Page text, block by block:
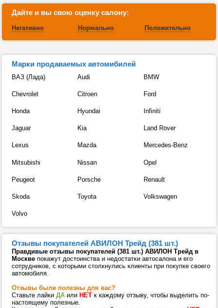
Дайте и вы свою оценку салону:
Негативно Нормально Положительно
Марки продаваемых автомибилей
ВАЗ (Лада) Audi BMW
Chevrolet Citroen Ford
Honda Hyundai Infiniti
Jaguar Kia Land Rover
Lexus Mazda Mercedes-Benz
Mitsubishi Nissan Opel
Peugeot Porsche Renault
Skoda Toyota Volkswagen
Volvo
Отзывы покупателей АВИЛОН Трейд (381 шт.)
Правдивые отзывы покупателей (381 шт.) АВИЛОН Трейд в
Москве покажут достоинства и недостатки автосалона и его
сотрудников, с которыми столкнулись клиенты при покупке своего
автомобиля.
Отзывы были полезны для вас?
Ставьте лайки ДА или НЕТ к каждому отзыву, чтобы выделить по-
настоящему полезные.